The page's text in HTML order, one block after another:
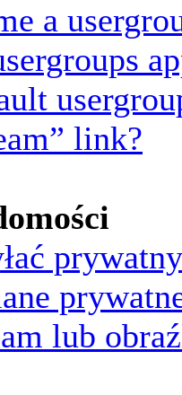
a
link?
lub